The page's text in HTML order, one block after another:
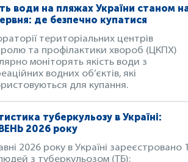
води на пляжах України станом
де безпечно купатися
територіальних центрів
та профілактики хвороб (ЦКПХ)
моніторять якість води з
водних об’єктів, які
для купання.
туберкульозу в Україні:
2026 року
2026 року в Україні зареєстровано
з туберкульозом (ТБ):